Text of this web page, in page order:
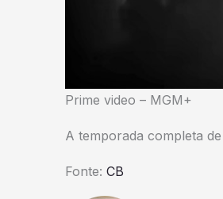
Prime video – MGM+
A temporada completa
Fonte: CB